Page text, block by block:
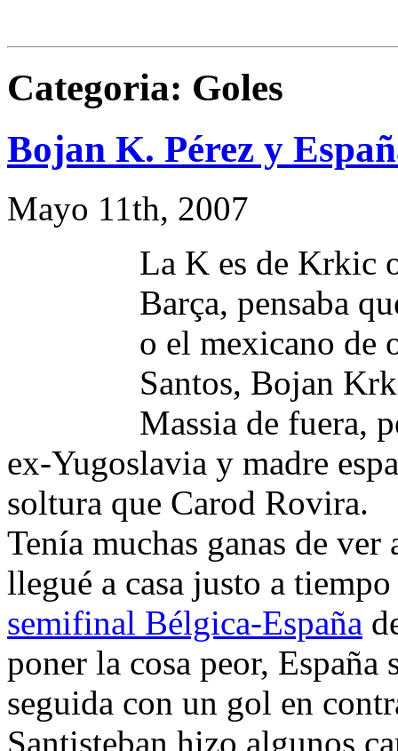
Categoria: Goles
Bojan K. Pérez y
Mayo 11th, 2007
La K es de Krkic
Barça, pensaba
o el mexicano de
Santos, Bojan
Massia de fuera,
ex-Yugoslavia y madre
soltura que Carod Rovira.
Tenía muchas ganas de
llegué a casa justo a
semifinal Bélgica-España
poner la cosa peor, España
seguida con un gol en
Santisteban hizo algunos